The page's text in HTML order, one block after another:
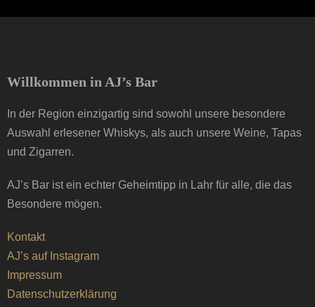
Willkommen in AJ’s Bar
In der Region einzigartig sind sowohl unsere besondere
Auswahl erlesener Whiskys, als auch unsere Weine, Tapas
und Zigarren.
AJ’s Bar ist ein echter Geheimtipp in Lahr für alle, die das
Besondere mögen.
Kontakt
AJ’s auf Instagram
Impressum
Datenschutzerklärung